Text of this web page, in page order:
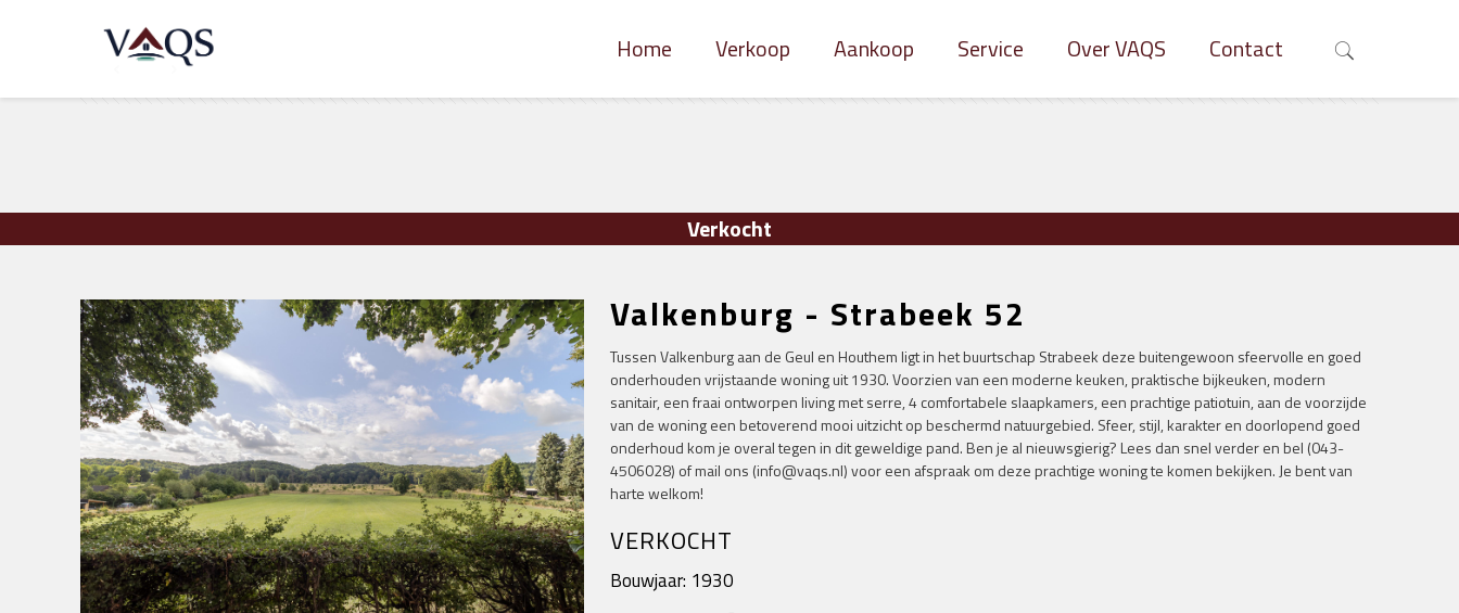
Home Verkoop Aankoop Service Over VAQS Contact
Verkocht
Valkenburg - Strabeek 52
Tussen Valkenburg aan de Geul en Houthem ligt in het buurtschap Strabeek deze buitengewoon sfeervolle en goed
onderhouden vrijstaande woning uit 1930. Voorzien van een moderne keuken, praktische bijkeuken, modern
sanitair, een fraai ontworpen living met serre, 4 comfortabele slaapkamers, een prachtige patiotuin, aan de voorzijde
van de woning een betoverend mooi uitzicht op beschermd natuurgebied. Sfeer, stijl, karakter en doorlopend goed
onderhoud kom je overal tegen in dit geweldige pand. Ben je al nieuwsgierig? Lees dan snel verder en bel (043-
4506028) of mail ons (info@vaqs.nl) voor een afspraak om deze prachtige woning te komen bekijken. Je bent van
harte welkom!
VERKOCHT
Bouwjaar: 1930